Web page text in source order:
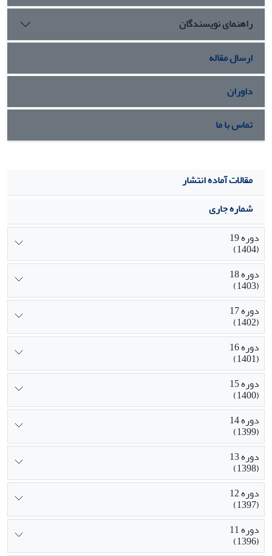
کنش- تعامل شامل مهاجرت در جهت راح تطلبی مصر فگرایانه/
شغلی؛ و در
بخش پیامد شامل تقویت اقتصاد غیررسمی است که حول یک
مقولۀ هسته به نام
مهاجرت به مثابۀ کنشی افق گشایانه شکل گرفته اند.
راهنمای نویسندگان
ارسال مقاله
داوران
تماس با ما
مقالات آماده انتشار
شماره جاری
دوره 19
(1404)
دوره 18
(1403)
دوره 17
(1402)
دوره 16
(1401)
دوره 15
(1400)
دوره 14
(1399)
دوره 13
(1398)
دوره 12
(1397)
دوره 11
(1396)